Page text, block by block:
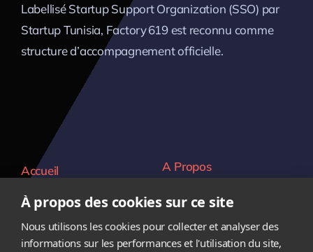
À propos des cookies sur ce site
Nous utilisons les cookies pour collecter et analyser des
informations sur les performances et l'utilisation du site,
Labellisé Startup Support Organization (SSO) par
Startup Tunisia, Factory 619 est reconnu comme
structure d’accompagnement officielle.
Accueil
Contact
Carrière
A Propos
Equipe